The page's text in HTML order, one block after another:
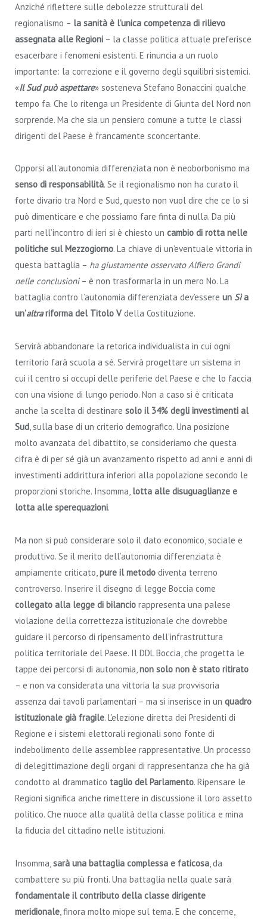
Anziché riflettere sulle debolezze strutturali del
regionalismo – la sanità è l’unica competenza di rilievo
assegnata alle Regioni – la classe politica attuale preferisce
esacerbare i fenomeni esistenti. E rinuncia a un ruolo
importante: la correzione e il governo degli squilibri sistemici.
«Il Sud può aspettare» sosteneva Stefano Bonaccini qualche
tempo fa. Che lo ritenga un Presidente di Giunta del Nord non
sorprende. Ma che sia un pensiero comune a tutte le classi
dirigenti del Paese è francamente sconcertante.
Opporsi all’autonomia differenziata non è neoborbonismo ma
senso di responsabilità. Se il regionalismo non ha curato il
forte divario tra Nord e Sud, questo non vuol dire che ce lo si
può dimenticare e che possiamo fare finta di nulla. Da più
parti nell’incontro di ieri si è chiesto un cambio di rotta nelle
politiche sul Mezzogiorno. La chiave di un’eventuale vittoria in
questa battaglia – ha giustamente osservato Alfiero Grandi
nelle conclusioni– è non trasformarla in un mero No. La
battaglia contro l’autonomia differenziata dev’essere un Sìa
un’altrariforma del Titolo V della Costituzione.
Servirà abbandonare la retorica individualista in cui ogni
territorio farà scuola a sé. Servirà progettare un sistema in
cui il centro si occupi delle periferie del Paese e che lo faccia
con una visione di lungo periodo. Non a caso si è criticata
anche la scelta di destinare solo il 34% degli investimenti al
Sud, sulla base di un criterio demografico. Una posizione
molto avanzata del dibattito, se consideriamo che questa
cifra è di per sé già un avanzamento rispetto ad anni e anni di
investimenti addirittura inferiori alla popolazione secondo le
proporzioni storiche. Insomma, lotta alle disuguaglianze e
lotta alle sperequazioni.
Ma non si può considerare solo il dato economico, sociale e
produttivo. Se il merito dell’autonomia differenziata è
ampiamente criticato,pure il metodo diventa terreno
controverso. Inserire il disegno di legge Boccia come
collegato alla legge di bilancio rappresenta una palese
violazione della correttezza istituzionale che dovrebbe
guidare il percorso di ripensamento dell’infrastruttura
politica territoriale del Paese. Il DDL Boccia, che progetta le
tappe dei percorsi di autonomia,non solo non è stato ritirato
– e non va considerata una vittoria la sua provvisoria
assenza dai tavoli parlamentari – ma si inserisce in un quadro
istituzionale già fragile. L’elezione diretta dei Presidenti di
Regione e i sistemi elettorali regionali sono fonte di
indebolimento delle assemblee rappresentative. Un processo
di delegittimazione degli organi di rappresentanza che ha già
condotto al drammatico taglio del Parlamento. Ripensare le
Regioni significa anche rimettere in discussione il loro assetto
politico. Che nuoce alla qualità della classe politica e mina
la fiducia del cittadino nelle istituzioni.
Insomma,sarà una battaglia complessa e faticosa, da
combattere su più fronti. Una battaglia nella quale sarà
fondamentale il contributo della classe dirigente
meridionale, finora molto miope sul tema. E che concerne,